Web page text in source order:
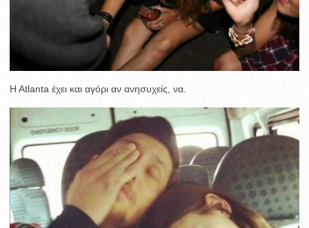
H Atlanta έχει και αγόρι αν ανησυχείς, να.